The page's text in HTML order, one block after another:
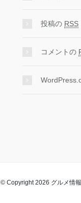
投稿の RSS
コメントの
© Copyright 2026 グルメ情